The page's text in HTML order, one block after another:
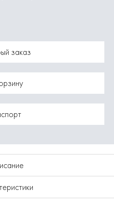
заказ
мощностью 550 Вт и